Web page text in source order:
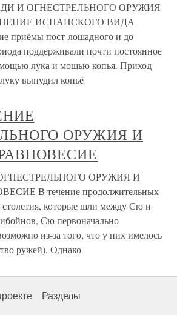
И ОГНЕСТРЕЛЬНОГО ОРУЖИЯ
ИСПАНСКОГО ВИДА
приёмы пост-лошадного и до-
поддерживали почти постоянное
лука и мощью копья. Приход
вынудил копьё
ОРУЖИЯ И
ОРУЖИЯ И
В течение продолжительных
столетия, которые шли между Сю и
Сю первоначально
из-за того, что у них имелось
ружей). Однако
Разделы